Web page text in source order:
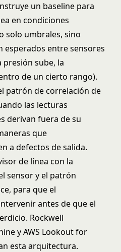
un baseline para
en condiciones
solo umbrales, sino
esperados entre sensores
sube, la
de un cierto rango).
patrón de correlación de
las lecturas
derivan fuera de su
que
a defectos de salida.
de línea con la
sensor y el patrón
para que el
antes de que el
Rockwell
y AWS Lookout for
esta arquitectura.